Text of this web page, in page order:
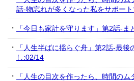
話-物忘れが多くなった私をサポー
「今日も家計を守ります」第2話-ま
「人生半ばに揺らぐ舟」第2話-最
し:02/14
「人生の目次を作ったら、時間の